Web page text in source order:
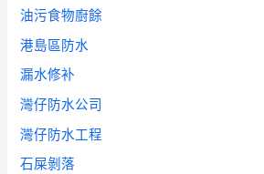
油污食物廚餘
港島區防水
漏水修补
灣仔防水公司
灣仔防水工程
石屎剝落